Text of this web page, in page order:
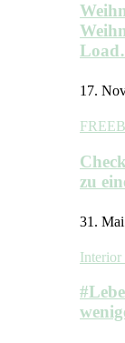
17.
zu
31. Mai